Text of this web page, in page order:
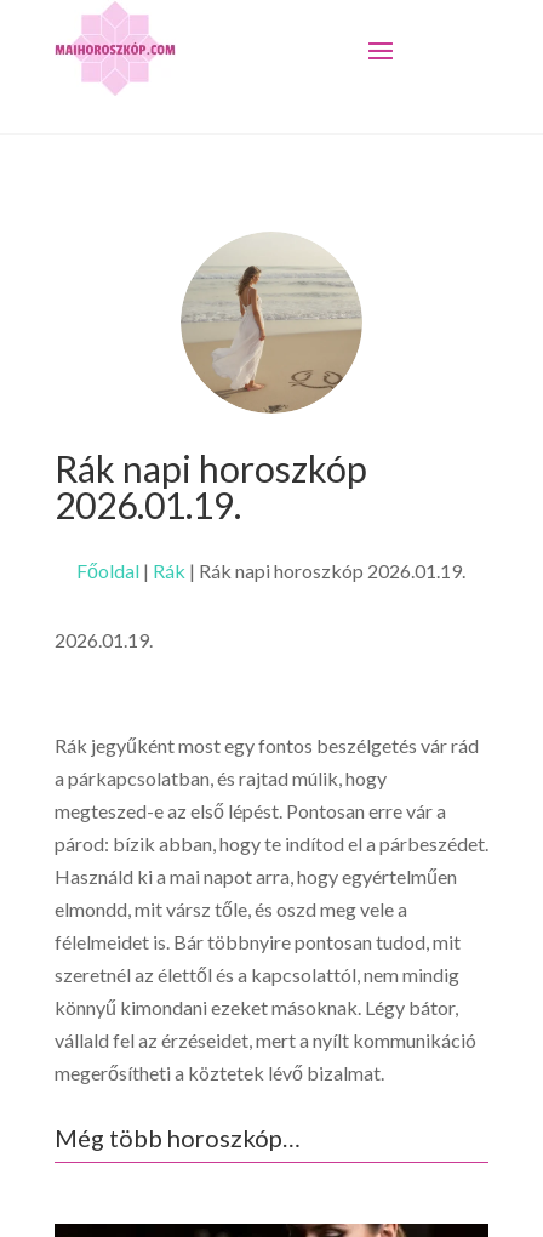
Rák napi horoszkóp
2026.01.19.
Főoldal | Rák | Rák napi horoszkóp 2026.01.19.
2026.01.19.
Rák jegyűként most egy fontos beszélgetés vár rád
a párkapcsolatban, és rajtad múlik, hogy
megteszed-e az első lépést. Pontosan erre vár a
párod: bízik abban, hogy te indítod el a párbeszédet.
Használd ki a mai napot arra, hogy egyértelműen
elmondd, mit vársz tőle, és oszd meg vele a
félelmeidet is. Bár többnyire pontosan tudod, mit
szeretnél az élettől és a kapcsolattól, nem mindig
könnyű kimondani ezeket másoknak. Légy bátor,
vállald fel az érzéseidet, mert a nyílt kommunikáció
megerősítheti a köztetek lévő bizalmat.
Még több horoszkóp…